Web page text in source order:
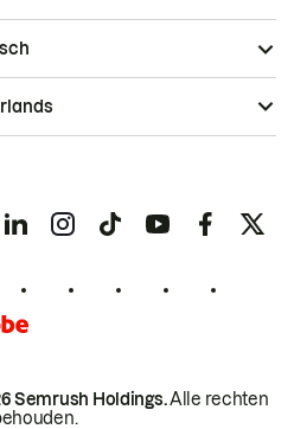
Semrush Holdings.Alle rechten